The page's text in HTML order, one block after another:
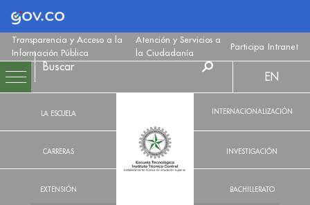
Logo Gobierno de Colombia
Transparencia y Acceso a la
Información Pública
Atención y Servicios a
la Ciudadanía
Participa Intranet
LA ESCUELA
CARRERAS
EXTENSIÓN
EN
INTERNACIONALIZACIÓN
INVESTIGACIÓN
BACHILLERATO